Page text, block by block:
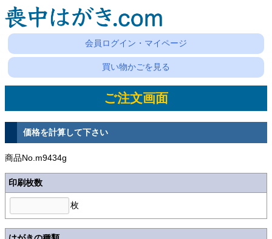
会員ログイン・マイページ
買い物かごを見る
ご注文画面
価格を計算して下さい
商品No.m9434g
印刷枚数
枚